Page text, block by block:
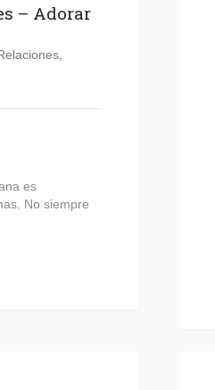
– Adorar
es
No siempre